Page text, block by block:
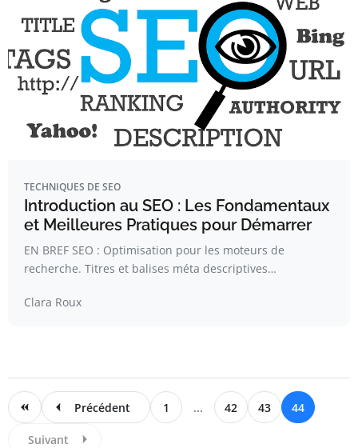
TECHNIQUES DE SEO
Introduction au SEO : Les Fondamentaux
et Meilleures Pratiques pour Démarrer
EN BREF SEO : Optimisation pour les moteurs de
recherche. Titres et balises méta descriptives…
Clara Roux
Précédent 1 ... 42 43 44
Suivant